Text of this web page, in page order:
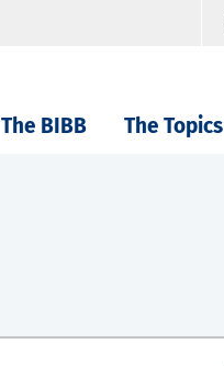
The BIBB The Topics